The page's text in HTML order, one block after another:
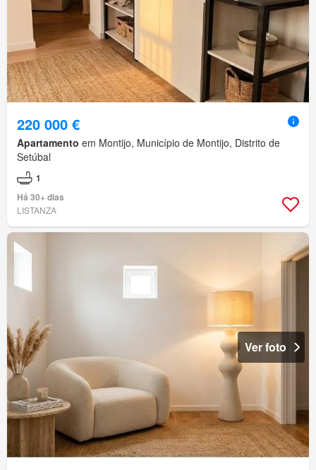
220 000 €
Apartamento em Montijo, Município de Montijo, Distrito de
Setúbal
1
Há 30+ dias
LISTANZA
Ver foto